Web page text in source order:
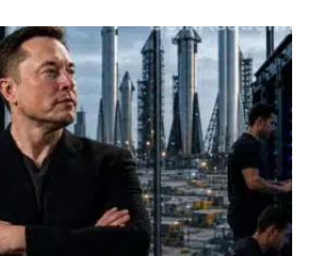
7,8 milliards de dollars de